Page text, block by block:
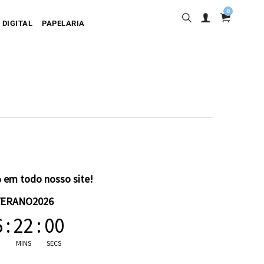
0
DIGITAL PAPELARIA
em todo nosso site!
:21
MINS
: 59
SECS